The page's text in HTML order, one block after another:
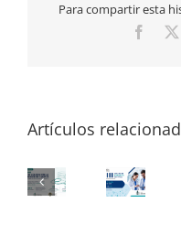
Para compartir esta
Artículos